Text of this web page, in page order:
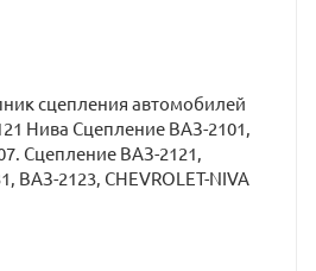
сцепления автомобилей
Нива Сцепление ВАЗ-2101,
Сцепление ВАЗ-2121,
ВАЗ-2123, CHEVROLET-NIVA